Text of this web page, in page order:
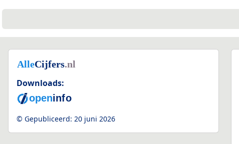
Downloads:
© Gepubliceerd: 20 juni 2026